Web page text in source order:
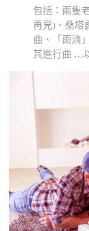
包括：兩隻
再見)、桑塔
曲、「雨滴
其進行曲 …